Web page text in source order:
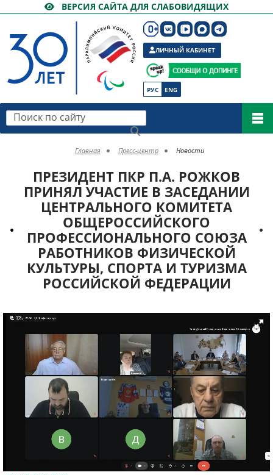
ВЕРСИЯ САЙТА ДЛЯ СЛАБОВИДЯЩИХ
РУС ENG
ЛИЧНЫЙ КАБИНЕТ
Поиск по сайту
Главная Пресс-центр Новости
ПРЕЗИДЕНТ ПКР П.А. РОЖКОВ
ПРИНЯЛ УЧАСТИЕ В ЗАСЕДАНИИ
ЦЕНТРАЛЬНОГО КОМИТЕТА
ОБЩЕРОССИЙСКОГО
ПРОФЕССИОНАЛЬНОГО СОЮЗА
РАБОТНИКОВ ФИЗИЧЕСКОЙ
КУЛЬТУРЫ, СПОРТА И ТУРИЗМА
РОССИЙСКОЙ ФЕДЕРАЦИИ